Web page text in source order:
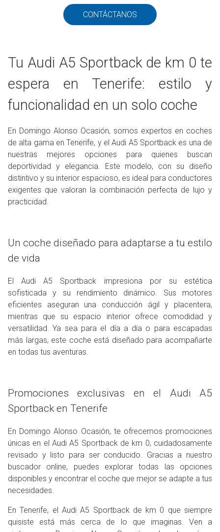
CONTÁCTANOS
Tu Audi A5 Sportback de km 0 te
espera en Tenerife: estilo y
funcionalidad en un solo coche
En Domingo Alonso Ocasión, somos expertos en coches
de alta gama en Tenerife, y el Audi A5 Sportback es una de
nuestras mejores opciones para quienes buscan
deportividad y elegancia. Este modelo, con su diseño
distintivo y su interior espacioso, es ideal para conductores
exigentes que valoran la combinación perfecta de lujo y
practicidad.
Un coche diseñado para adaptarse a tu estilo
de vida
El Audi A5 Sportback impresiona por su estética
sofisticada y su rendimiento dinámico. Sus motores
eficientes aseguran una conducción ágil y placentera,
mientras que su espacio interior ofrece comodidad y
versatilidad. Ya sea para el día a día o para escapadas
más largas, este coche está diseñado para acompañarte
en todas tus aventuras.
Promociones exclusivas en el Audi A5
Sportback en Tenerife
En Domingo Alonso Ocasión, te ofrecemos promociones
únicas en el Audi A5 Sportback de km 0, cuidadosamente
revisado y listo para ser conducido. Gracias a nuestro
buscador online, puedes explorar todas las opciones
disponibles y encontrar el coche que mejor se adapte a tus
necesidades.
En Tenerife, el Audi A5 Sportback de km 0 que siempre
quisiste está más cerca de lo que imaginas. Ven a